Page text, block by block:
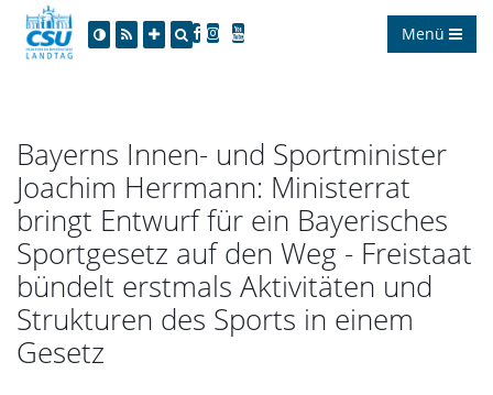
Menü
Bayerns Innen- und Sportminister
Joachim Herrmann: Ministerrat
bringt Entwurf für ein Bayerisches
Sportgesetz auf den Weg - Freistaat
bündelt erstmals Aktivitäten und
Strukturen des Sports in einem
Gesetz